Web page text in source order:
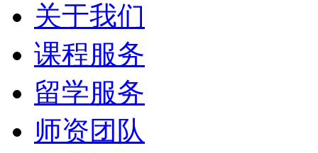
关于我们
课程服务
留学服务
师资团队